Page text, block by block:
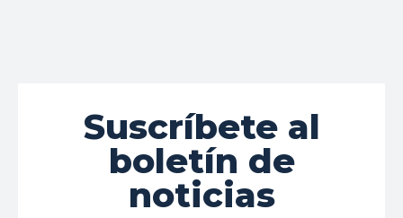
Suscríbete al
boletín de
noticias